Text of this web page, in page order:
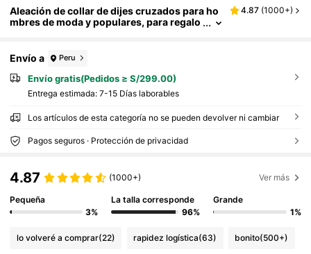
Aleación de collar de dijes cruzados para ho
mbres de moda y populares, para regalo
4.87 (1000+)
Envío a Peru
Envío gratis(Pedidos ≥ S/299.00)
Entrega estimada: 7-15 Días laborables
Los artículos de esta categoría no se pueden devolver ni cambiar
Pagos seguros · Protección de privacidad
4.87 (1000+) Ver más
Pequeña
3%
La talla corresponde
96%
Grande
1%
lo volveré a comprar(22) rapidez logística(63) bonito(500+)